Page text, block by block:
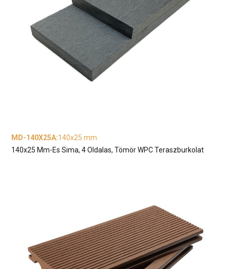
MD-140X25A:140x25 mm
140x25 Mm-Es Sima, 4 Oldalas, Tömör WPC Teraszburkolat